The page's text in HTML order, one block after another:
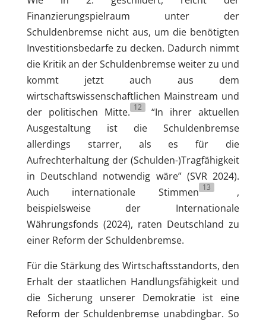
Finanzierungspielraum unter der
Schuldenbremse nicht aus, um die benötigten
Investitionsbedarfe zu decken. Dadurch nimmt
die Kritik an der Schuldenbremse weiter zu und
kommt jetzt auch aus dem
wirtschaftswissenschaftlichen Mainstream und
der politischen Mitte. 12 “In ihrer aktuellen
Ausgestaltung ist die Schuldenbremse
allerdings starrer, als es für die
Aufrechterhaltung der (Schulden-)Tragfähigkeit
in Deutschland notwendig wäre” (SVR 2024).
Auch internationale Stimmen 13 ,
beispielsweise der Internationale
Währungsfonds (2024), raten Deutschland zu
einer Reform der Schuldenbremse.
Für die Stärkung des Wirtschaftsstandorts, den
Erhalt der staatlichen Handlungsfähigkeit und
die Sicherung unserer Demokratie ist eine
Reform der Schuldenbremse unabdingbar. So